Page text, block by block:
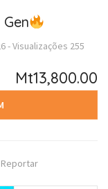
-Visualizações 255
Mt13,800.00
Reportar